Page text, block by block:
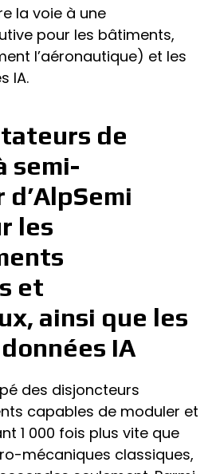
la voie à une
pour les bâtiments,
l’aéronautique) et les
IA.
de
semi-
les
et
ainsi que les
IA
des disjoncteurs
capables de moduler et
1 000 fois plus vite que
mécaniques classiques,